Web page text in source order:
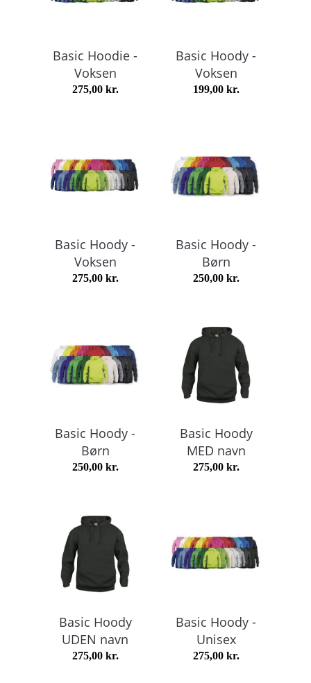
Basic Hoodie -
Voksen
275,00 kr.
Basic Hoody -
Voksen
199,00 kr.
Basic Hoody -
Voksen
275,00 kr.
Basic Hoody -
Børn
250,00 kr.
Basic Hoody -
Børn
250,00 kr.
Basic Hoody
MED navn
275,00 kr.
Basic Hoody
UDEN navn
275,00 kr.
Basic Hoody -
Unisex
275,00 kr.